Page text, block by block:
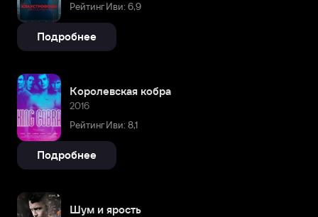
Рейтинг Иви: 6,9
Подробнее
Королевская кобра
2016
Рейтинг Иви: 8,1
Подробнее
Шум и ярость